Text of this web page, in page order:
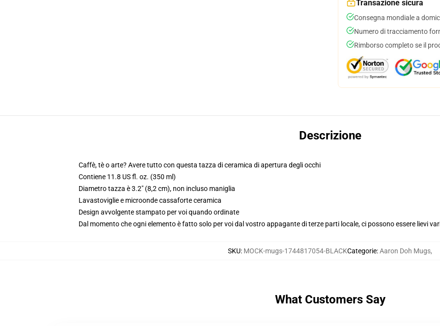
Transazione sicura
Consegna mondiale a
Numero di tracciamento
Rimborso completo se il
Descrizione
Caffè, tè o arte? Avere tutto con questa tazza di ceramica di apertura degli occhi
Contiene 11.8 US fl. oz. (350 ml)
Diametro tazza è 3.2" (8,2 cm), non incluso maniglia
Lavastoviglie e microonde cassaforte ceramica
Design avvolgente stampato per voi quando ordinate
Dal momento che ogni elemento è fatto solo per voi dal vostro appagante di terze parti locale, ci possono essere lievi
SKU: MOCK-mugs-1744817054-BLACKCategorie:Aaron Doh Mugs,
What Customers Say